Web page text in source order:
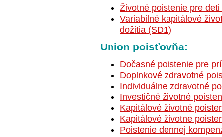
Životné poistenie pre
Variabilné kapitálové
dožitia (SD1)
Union poisťovňa:
Dočasné poistenie pre
Doplnkové zdravotné
Individuálne zdravotné
Investičné životné
Kapitálové životné
Kapitálové životne
Poistenie dennej